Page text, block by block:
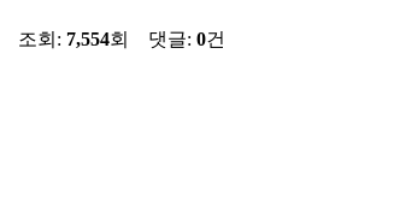
조회: 7,554회 댓글: 0건